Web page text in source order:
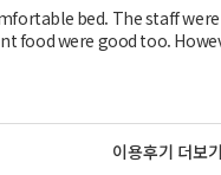
bed. The staff
food were good too.
이용후기 더보